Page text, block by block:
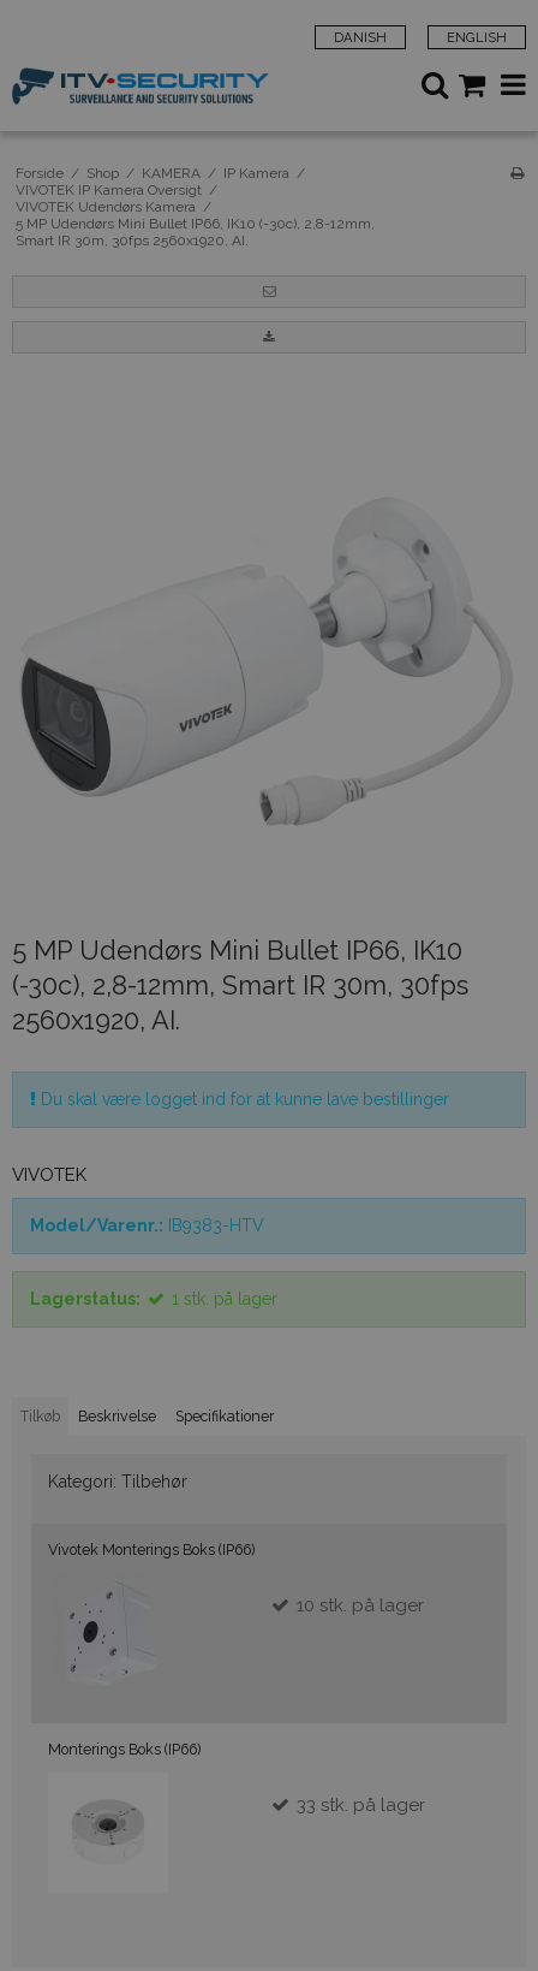
DANISH ENGLISH
Forside / Shop / KAMERA / IP Kamera /
VIVOTEK IP Kamera Oversigt /
VIVOTEK Udendørs Kamera /
5 MP Udendørs Mini Bullet IP66, IK10 (-30c), 2,8-12mm,
Smart IR 30m, 30fps 2560x1920, AI.
5 MP Udendørs Mini Bullet IP66, IK10
(-30c), 2,8-12mm, Smart IR 30m, 30fps
2560x1920, AI.
Du skal være logget ind for at kunne lave bestillinger
VIVOTEK
Model/Varenr.: IB9383-HTV
Lagerstatus: 1 stk. på lager
Tilkøb Beskrivelse Specifikationer
Kategori: Tilbehør
Vivotek Monterings Boks (IP66)
10 stk. på lager
Monterings Boks (IP66)
33 stk. på lager